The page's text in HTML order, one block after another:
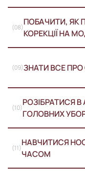
(08)
ПОБАЧИТИ, ЯК
КОРЕКЦІЇ НА
(09)ЗНАТИ ВСЕ
(10)
РОЗІБРАТИСЯ
ГОЛОВНИХ
(11)
НАВЧИТИСЯ
ЧАСОМ